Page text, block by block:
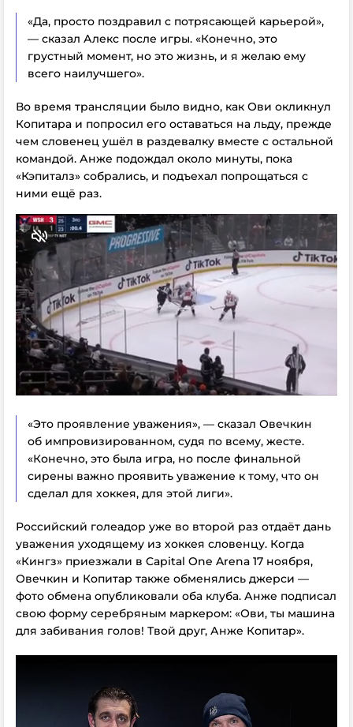
«Да, просто поздравил с потрясающей карьерой»,
— сказал Алекс после игры. «Конечно, это
грустный момент, но это жизнь, и я желаю ему
всего наилучшего».
Во время трансляции было видно, как Ови окликнул
Копитара и попросил его оставаться на льду, прежде
чем словенец ушёл в раздевалку вместе с остальной
командой. Анже подождал около минуты, пока
«Кэпиталз» собрались, и подъехал попрощаться с
ними ещё раз.
«Это проявление уважения», — сказал Овечкин
об импровизированном, судя по всему, жесте.
«Конечно, это была игра, но после финальной
сирены важно проявить уважение к тому, что он
сделал для хоккея, для этой лиги».
Российский голеадор уже во второй раз отдаёт дань
уважения уходящему из хоккея словенцу. Когда
«Кингз» приезжали в Capital One Arena 17 ноября,
Овечкин и Копитар также обменялись джерси —
фото обмена опубликовали оба клуба. Анже подписал
свою форму серебряным маркером: «Ови, ты машина
для забивания голов! Твой друг, Анже Копитар».